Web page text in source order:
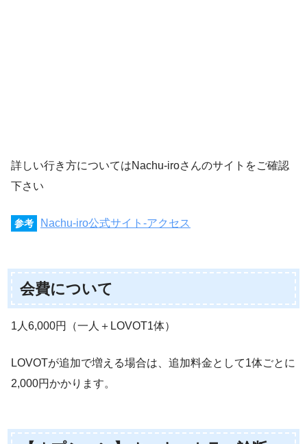
詳しい行き方についてはNachu-iroさんのサイトをご確認
下さい
参考 Nachu-iro公式サイト-アクセス
会費について
1人6,000円（一人＋LOVOT1体）
LOVOTが追加で増える場合は、追加料金として1体ごとに
2,000円かかります。